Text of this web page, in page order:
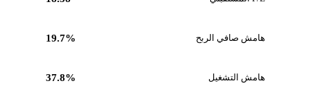
هامش صافي الربح 19.7%
هامش التشغيل 37.8%